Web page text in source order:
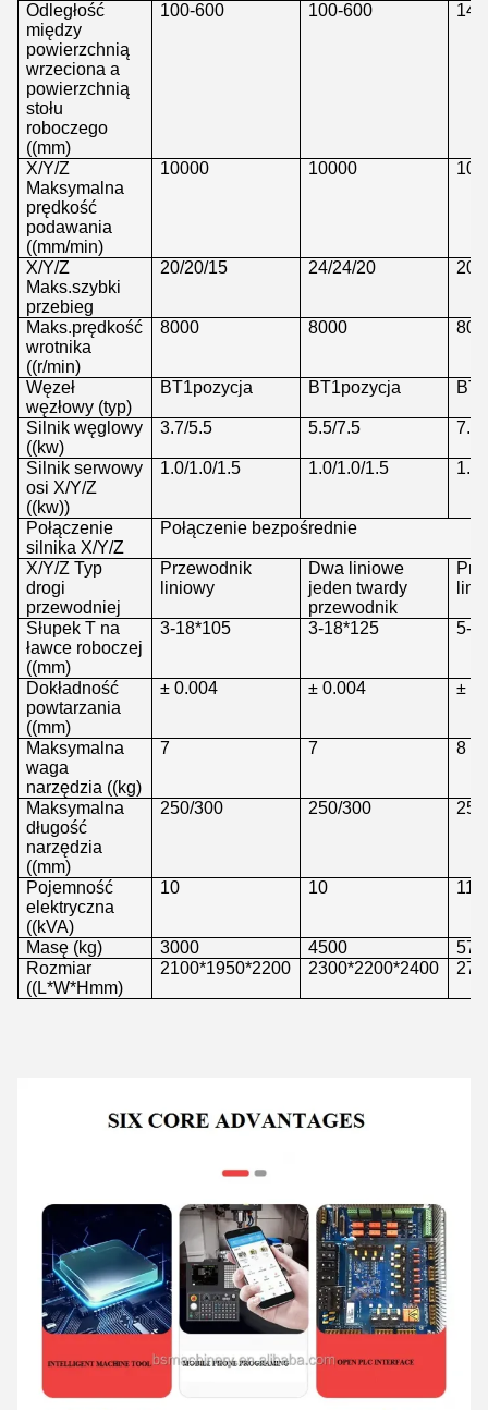
Odległość
między
powierzchnią
wrzeciona a
powierzchnią
stołu
roboczego
((mm)
100-600 100-600
X/Y/Z
Maksymalna
prędkość
podawania
((mm/min)
10000 10000
X/Y/Z
Maks.szybki
przebieg
20/20/15 24/24/20 20/
Maks.prędkość
wrotnika
((r/min)
8000 8000
Węzeł
węzłowy (typ)
BT1pozycja BT1pozycja
Silnik węglowy
((kw)
3.7/5.5 5.5/7.5 7.5/
Silnik serwowy
osi X/Y/Z
((kw))
1.0/1.0/1.5 1.0/1.0/1.5
Połączenie
silnika X/Y/Z
Połączenie bezpośrednie
X/Y/Z Typ
drogi
przewodniej
Przewodnik
liniowy
Dwa liniowe
jeden twardy
przewodnik
Słupek T na
ławce roboczej
((mm)
3-18*105 3-18*125 5-
Dokładność
powtarzania
((mm)
± 0.004 ± 0.004 ±
Maksymalna
waga
narzędzia ((kg)
7 7 8
Maksymalna
długość
narzędzia
((mm)
250/300 250/300
Pojemność
elektryczna
((kVA)
10 10 11
Masę (kg) 3000 4500
Rozmiar
((L*W*Hmm)
2100*1950*2200 2300*2200*2400